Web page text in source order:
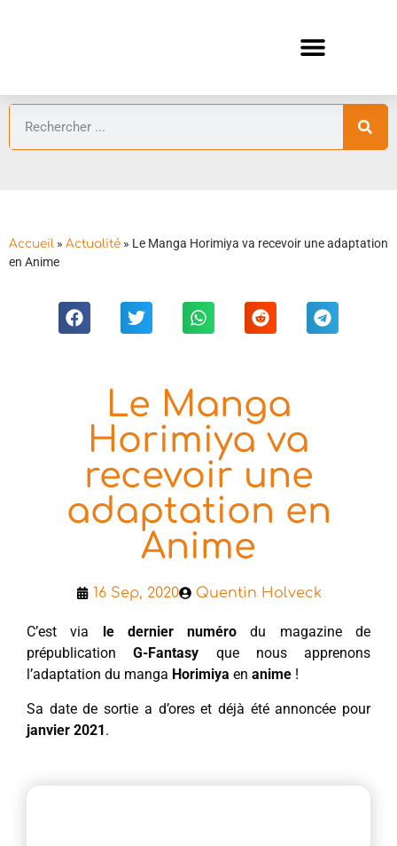
Accueil » Actualité » Le Manga Horimiya va recevoir une adaptation
en Anime
Le Manga
Horimiya va
recevoir une
adaptation en
Anime
16 Sep, 2020 Quentin Holveck
C’est via le dernier numéro du magazine de
prépublicationG-Fantasy que nous apprenons
l’adaptation du manga Horimiya en anime !
Sa date de sortie a d’ores et déjà été annoncée pour
janvier 2021.